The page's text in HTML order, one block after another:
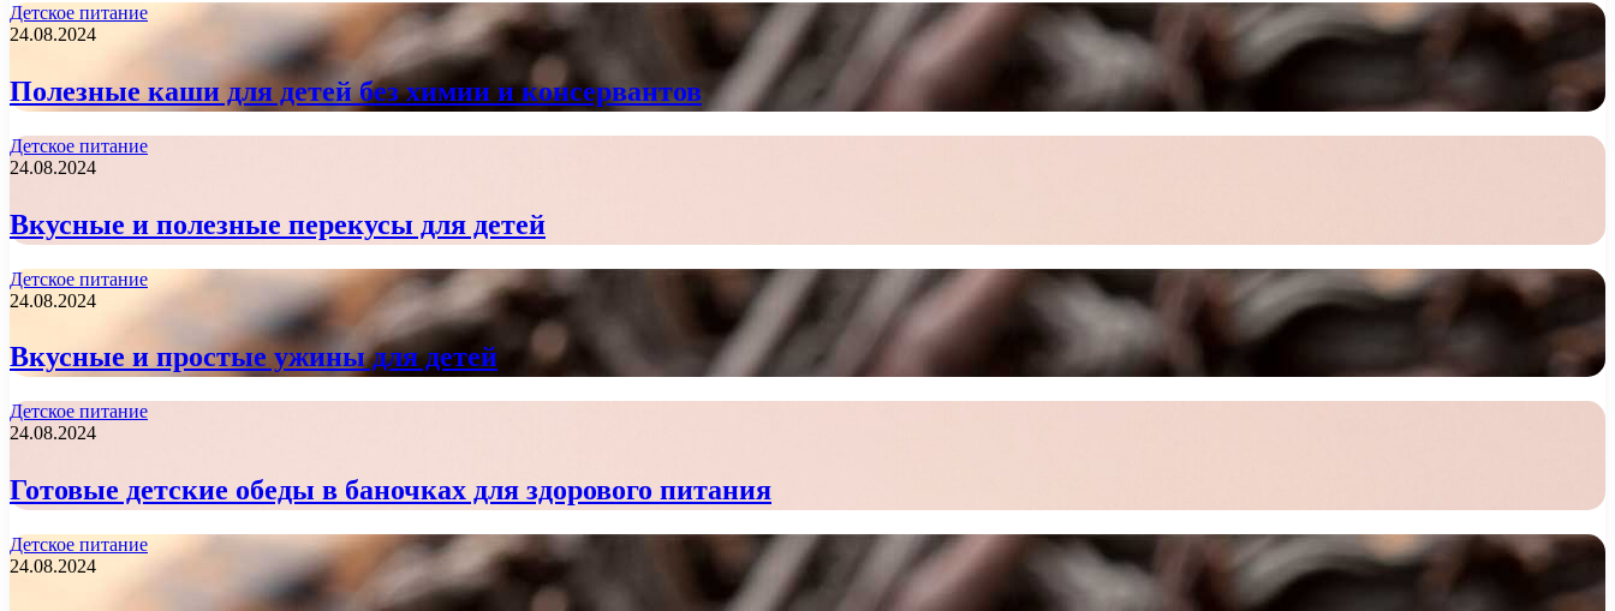
Детское питание
24.08.2024
Полезные каши для детей без химии и консервантов
Детское питание
24.08.2024
Вкусные и полезные перекусы для детей
Детское питание
24.08.2024
Вкусные и простые ужины для детей
Детское питание
24.08.2024
Готовые детские обеды в баночках для здорового питания
Детское питание
24.08.2024